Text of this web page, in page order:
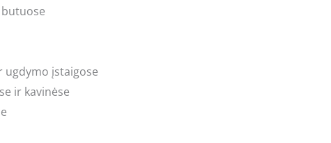
ugdymo įstaigose
ir kavinėse